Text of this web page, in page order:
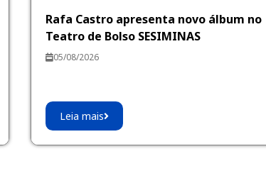
Rafa Castro apresenta novo álbum no
Teatro de Bolso SESIMINAS
05/08/2026
Leia mais